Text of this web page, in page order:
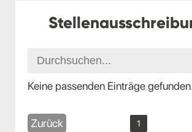
Keine passenden Einträge gefunden.
Zurück 1